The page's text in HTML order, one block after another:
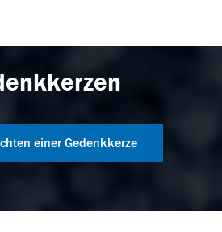
einer Gedenkkerze